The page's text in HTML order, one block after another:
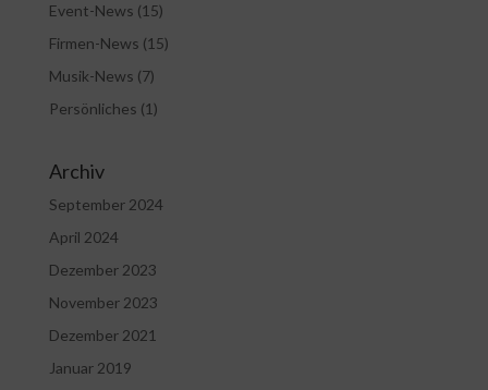
Event-News (15)
Firmen-News (15)
Musik-News (7)
Persönliches (1)
Archiv
September 2024
April 2024
Dezember 2023
November 2023
Dezember 2021
Januar 2019